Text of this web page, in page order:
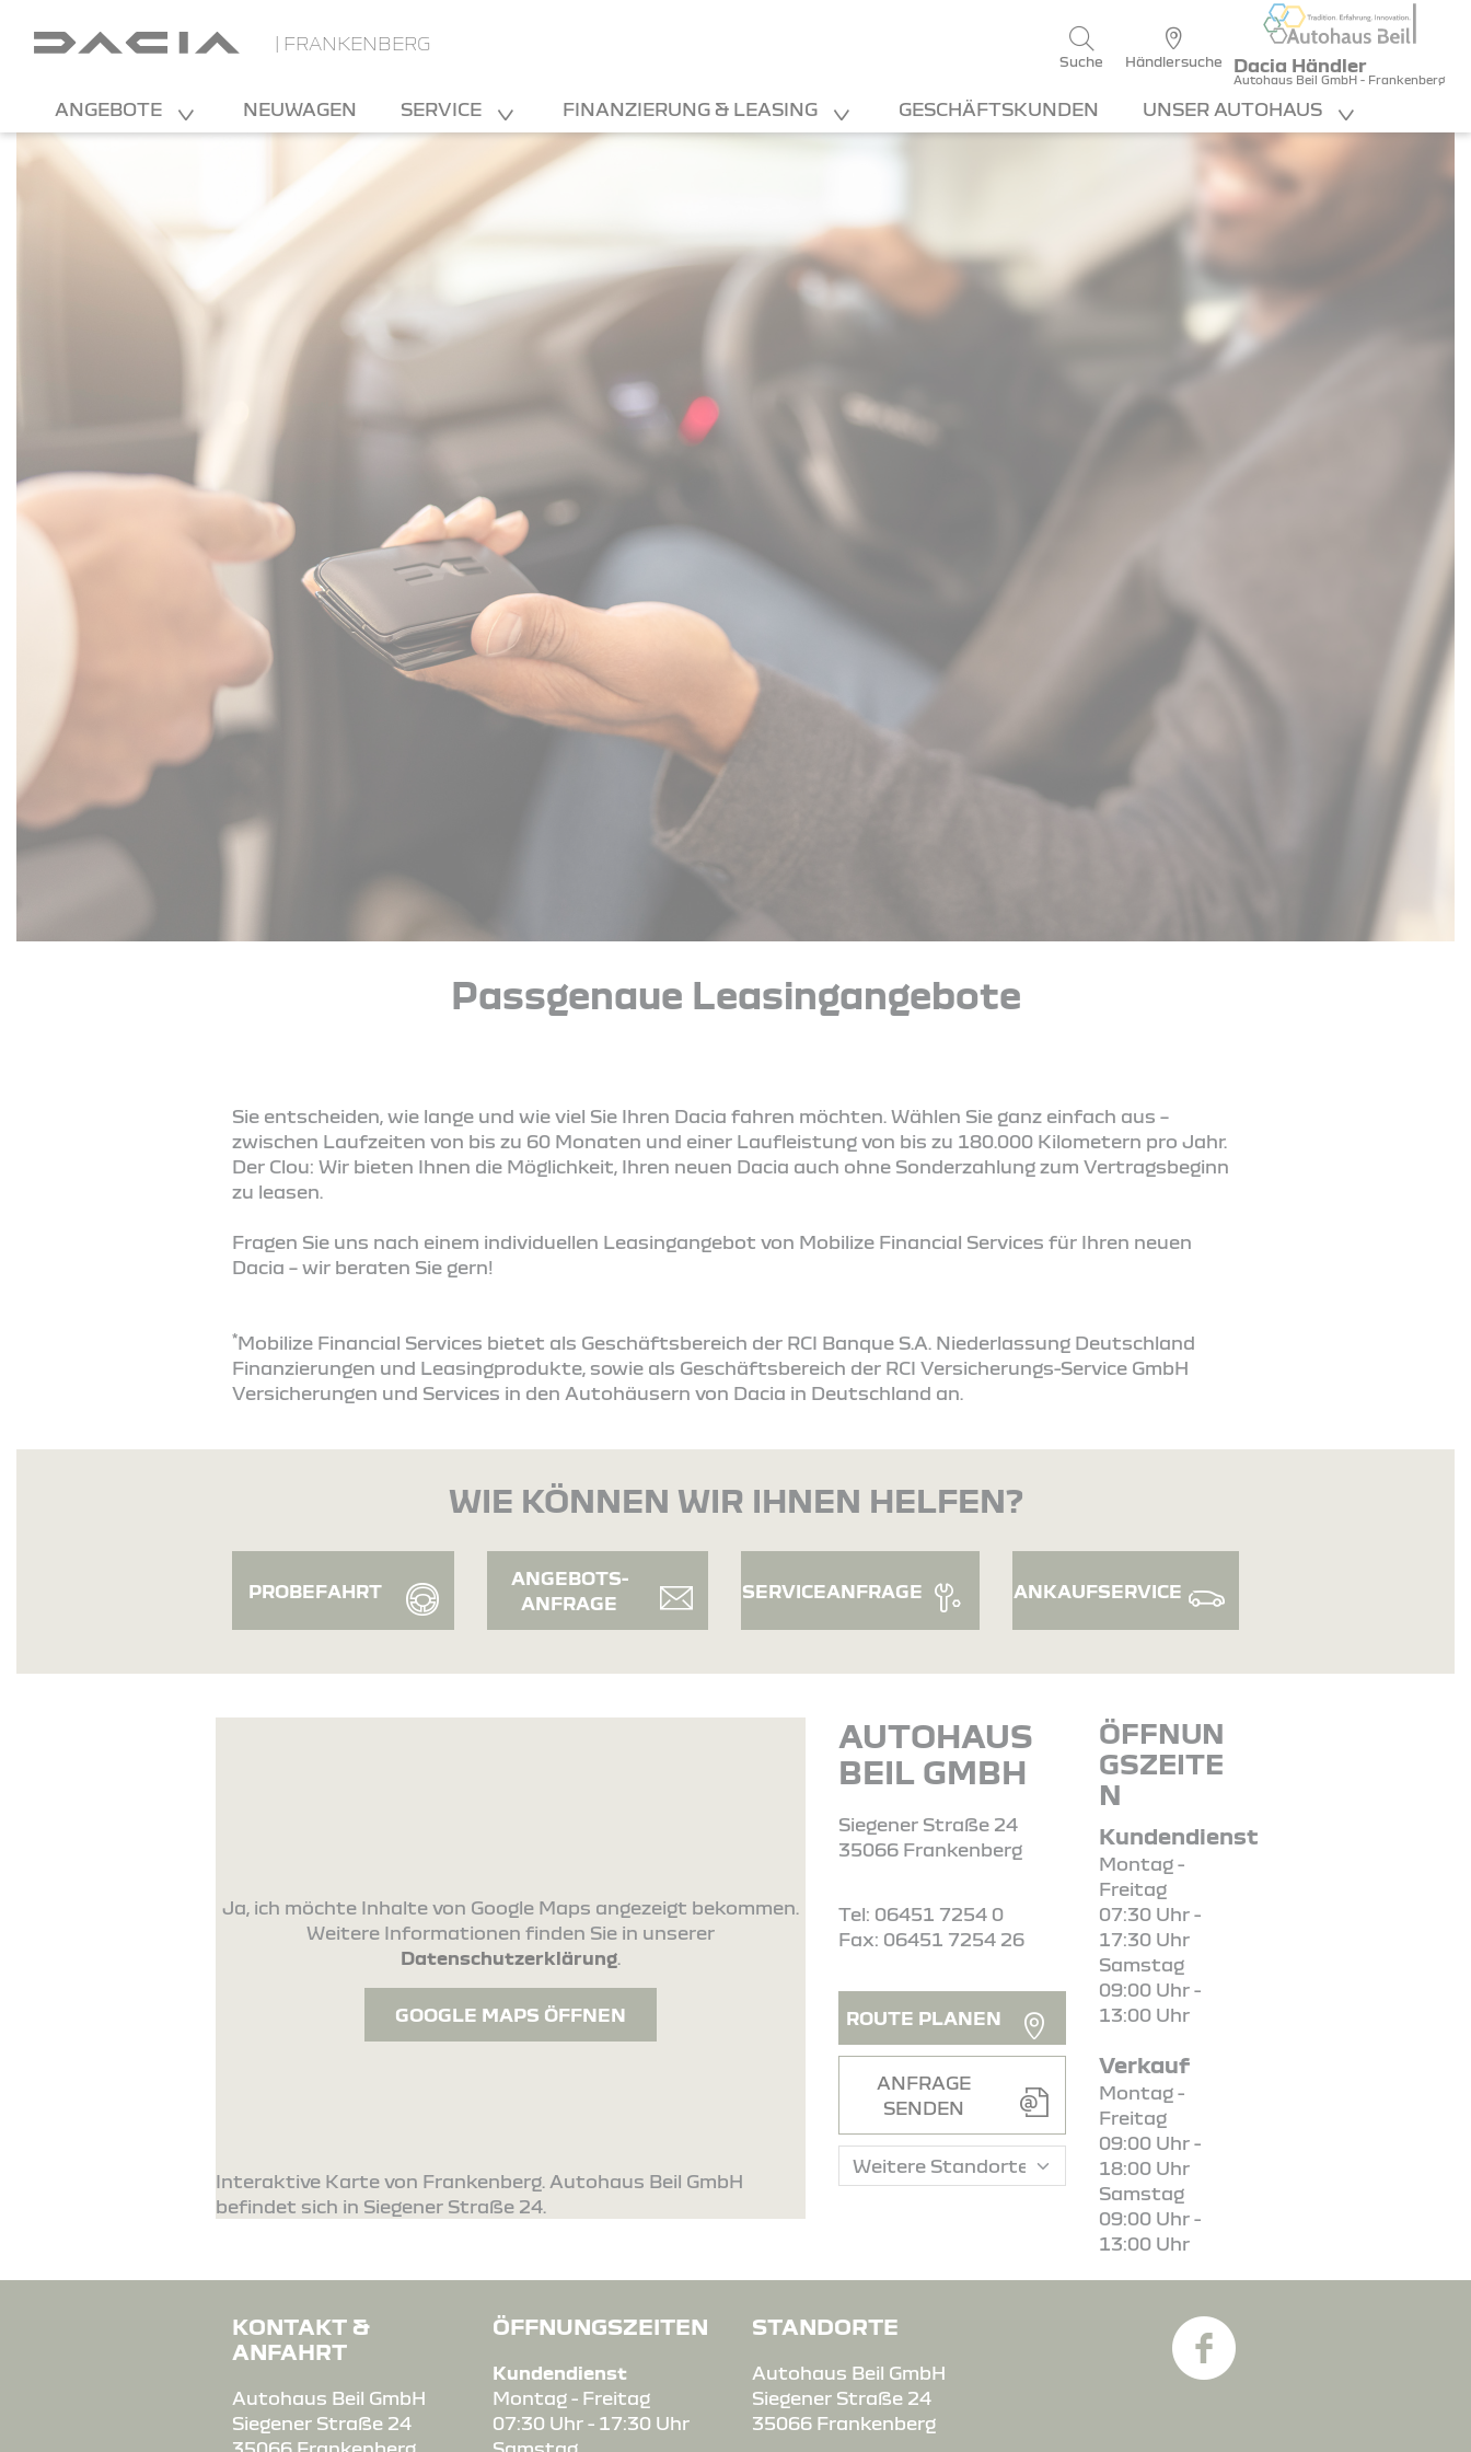
| FRANKENBERG
Suche Händlersuche Dacia Händler
Autohaus Beil GmbH - Frankenberg
ANGEBOTE NEUWAGEN SERVICE FINANZIERUNG & LEASING GESCHÄFTSKUNDEN UNSER AUTOHAUS
Passgenaue Leasingangebote
Sie entscheiden, wie lange und wie viel Sie Ihren Dacia fahren möchten. Wählen Sie ganz einfach aus –
zwischen Laufzeiten von bis zu 60 Monaten und einer Laufleistung von bis zu 180.000 Kilometern pro Jahr.
Der Clou: Wir bieten Ihnen die Möglichkeit, Ihren neuen Dacia auch ohne Sonderzahlung zum Vertragsbeginn
zu leasen.
Fragen Sie uns nach einem individuellen Leasingangebot von Mobilize Financial Services für Ihren neuen
Dacia – wir beraten Sie gern!
*Mobilize Financial Services bietet als Geschäftsbereich der RCI Banque S.A. Niederlassung Deutschland
Finanzierungen und Leasingprodukte, sowie als Geschäftsbereich der RCI Versicherungs-Service GmbH
Versicherungen und Services in den Autohäusern von Dacia in Deutschland an.
WIE KÖNNEN WIR IHNEN HELFEN?
PROBEFAHRT
ANGEBOTS-
ANFRAGE
SERVICEANFRAGE ANKAUFSERVICE
Ja, ich möchte Inhalte von Google Maps angezeigt bekommen.
Weitere Informationen finden Sie in unserer
Datenschutzerklärung.
GOOGLE MAPS ÖFFNEN
Interaktive Karte von Frankenberg. Autohaus Beil GmbH
befindet sich in Siegener Straße 24.
AUTOHAUS
BEIL GMBH
Siegener Straße 24
35066 Frankenberg
Tel: 06451 7254 0
Fax: 06451 7254 26
ROUTE PLANEN
ANFRAGE
SENDEN
ÖFFNUN
GSZEITE
N
Kundendienst
Montag -
Freitag
07:30 Uhr -
17:30 Uhr
Samstag
09:00 Uhr -
13:00 Uhr
Verkauf
Montag -
Freitag
09:00 Uhr -
18:00 Uhr
Samstag
09:00 Uhr -
13:00 Uhr
KONTAKT &
ANFAHRT
Autohaus Beil GmbH
Siegener Straße 24
ÖFFNUNGSZEITEN
Kundendienst
Montag - Freitag
07:30 Uhr - 17:30 Uhr
STANDORTE
Autohaus Beil GmbH
Siegener Straße 24
35066 Frankenberg